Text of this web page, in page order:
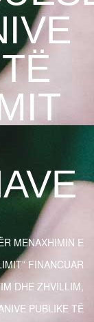
MENAXHIMIN E
FINANCUAR
DHE ZHVILLIM,
PUBLIKE TË